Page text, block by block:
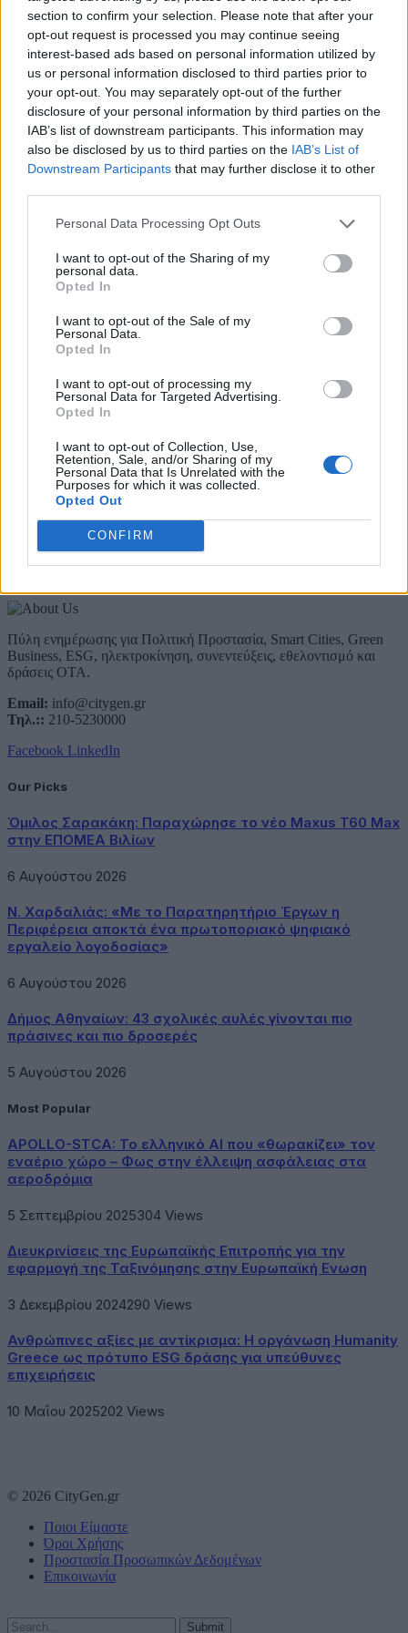
section to confirm your selection. Please note that after your
opt-out request is processed you may continue seeing
interest-based ads based on personal information utilized by
us or personal information disclosed to third parties prior to
your opt-out. You may separately opt-out of the further
disclosure of your personal information by third parties on the
IAB’s list of downstream participants. This information may
also be disclosed by us to third parties on the IAB’s List of
Downstream Participants that may further disclose it to other
Personal Data Processing Opt Outs
I want to opt-out of the Sharing of my
personal data.
Opted In
I want to opt-out of the Sale of my
Personal Data.
Opted In
I want to opt-out of processing my
Personal Data for Targeted Advertising.
Opted In
I want to opt-out of Collection, Use,
Retention, Sale, and/or Sharing of my
Personal Data that Is Unrelated with the
Purposes for which it was collected.
Opted Out
CONFIRM
Περιφέρεια αποκτά ένα πρωτοποριακό ψηφιακό
εργαλείο λογοδοσίας»
6 Αυγούστου 2026
Δήμος Αθηναίων: 43 σχολικές αυλές γίνονται πιο
πράσινες και πιο δροσερές
5 Αυγούστου 2026
ΥΠΕΝ: Διευρύνεται ο κατάλογος των
Προστατευόμενων Τοπίων σε 12
4 Αυγούστου 2026
Λάβετε όλα τα τελευταία νέα από τον χώρο της Πολιτικής
Προστασίας, του ESG, του Green Business και των ΟΤΑ
Συμφωνώ με την Πολιτική Δεδομένων
Πύλη ενημέρωσης για Πολιτική Προστασία, Smart Cities, Green
Business, ESG, ηλεκτροκίνηση, συνεντεύξεις, εθελοντισμό και
δράσεις ΟΤΑ.
Email: info@citygen.gr
Τηλ.:: 210-5230000
Facebook LinkedIn
Our Picks
Όμιλος Σαρακάκη: Παραχώρησε το νέο Maxus T60 Max
στην ΕΠΟΜΕΑ Βιλίων
6 Αυγούστου 2026
Ν. Χαρδαλιάς: «Με το Παρατηρητήριο Έργων η
Περιφέρεια αποκτά ένα πρωτοποριακό ψηφιακό
εργαλείο λογοδοσίας»
6 Αυγούστου 2026
Δήμος Αθηναίων: 43 σχολικές αυλές γίνονται πιο
πράσινες και πιο δροσερές
5 Αυγούστου 2026
Most Popular
APOLLO-STCA: Το ελληνικό AI που «θωρακίζει» τον
εναέριο χώρο – Φως στην έλλειψη ασφάλειας στα
αεροδρόμια
5 Σεπτεμβρίου 2025304 Views
Διευκρινίσεις της Ευρωπαϊκής Επιτροπής για την
εφαρμογή της Ταξινόμησης στην Ευρωπαϊκή Ενωση
3 Δεκεμβρίου 2024290 Views
Ανθρώπινες αξίες με αντίκρισμα: Η οργάνωση Humanity
Greece ως πρότυπο ESG δράσης για υπεύθυνες
επιχειρήσεις
10 Μαΐου 2025202 Views
© 2026 CityGen.gr
Ποιοι Είμαστε
Όροι Χρήσης
Προστασία Προσωπικών Δεδομένων
Επικοινωνία
Submit